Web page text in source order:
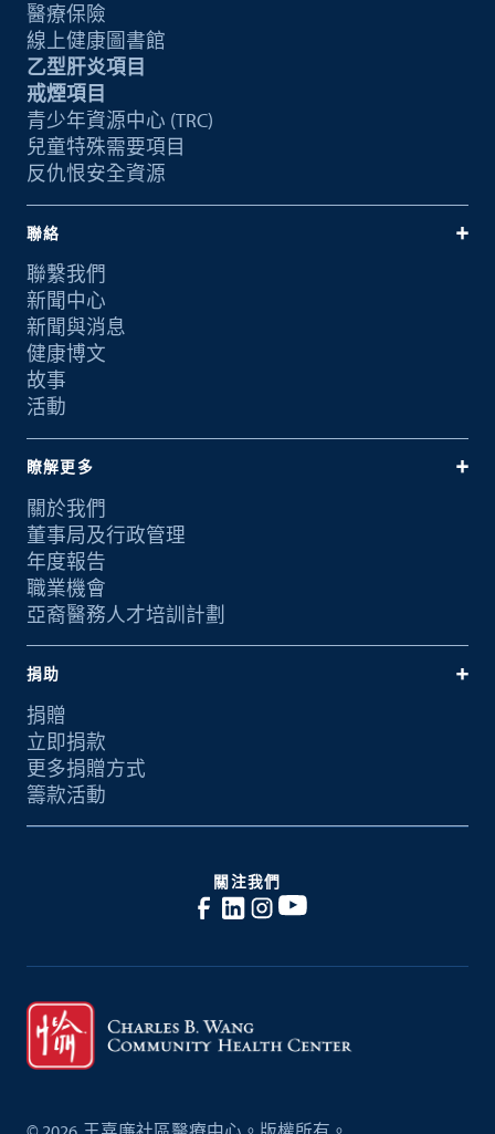
醫療保險
線上健康圖書館
乙型肝炎項目
戒煙項目
青少年資源中心 (TRC)
兒童特殊需要項目
反仇恨安全資源
聯絡
聯繫我們
新聞中心
新聞與消息
健康博文
故事
活動
瞭解更多
關於我們
董事局及行政管理
年度報告
職業機會
亞裔醫務人才培訓計劃
捐助
捐贈
立即捐款
更多捐贈方式
籌款活動
關注我們